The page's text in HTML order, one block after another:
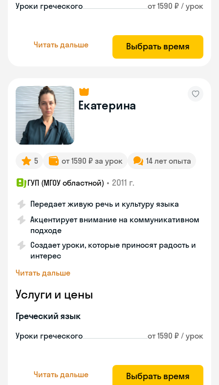
Уроки греческого от 1590 ₽ / урок
Читать дальше Выбрать время
Екатерина
5 от 1590 ₽ за урок 14 лет опыта
ГУП (МГОУ областной) • 2011 г.
Передает живую речь и культуру языка
Акцентирует внимание на коммуникативном
подходе
Создает уроки, которые приносят радость и
интерес
Читать дальше
Услуги и цены
Греческий язык
Уроки греческого от 1590 ₽ / урок
Читать дальше Выбрать время